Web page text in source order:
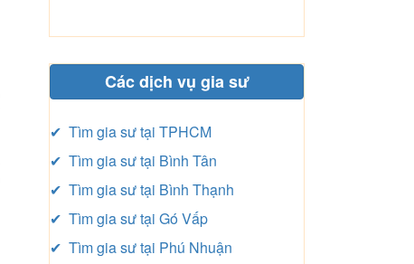
Các dịch vụ gia sư
✔ Tìm gia sư tại TPHCM
✔ Tìm gia sư tại Bình Tân
✔ Tìm gia sư tại Bình Thạnh
✔ Tìm gia sư tại Gó Vấp
✔ Tìm gia sư tại Phú Nhuận